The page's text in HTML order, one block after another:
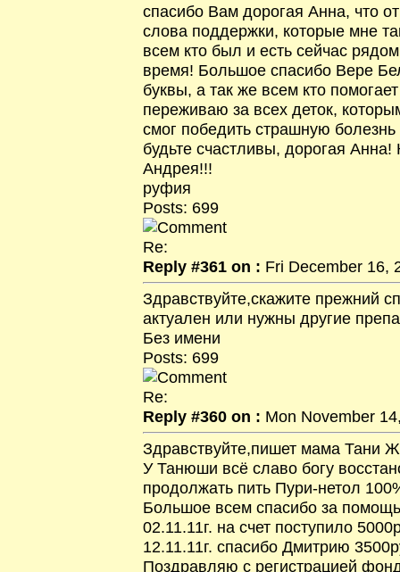
спасибо Вам дорогая Анна, что
слова поддержки, которые мне
всем кто был и есть сейчас
время! Большое спасибо Вере
буквы, а так же всем кто
переживаю за всех деток,
смог победить страшную
будьте счастливы, дорогая
Андрея!!!
руфия
Posts: 699
Re:
Reply #361 on : Fri December 16,
Здравствуйте,скажите прежний
актуален или нужны другие
Без имени
Posts: 699
Re:
Reply #360 on : Mon November
Здравствуйте,пишет мама Тани
У Танюши всё славо богу
продолжать пить Пури-нетол
Большое всем спасибо за помощь
02.11.11г. на счет поступило
12.11.11г. спасибо Дмитрию
Поздравляю с регистрацией